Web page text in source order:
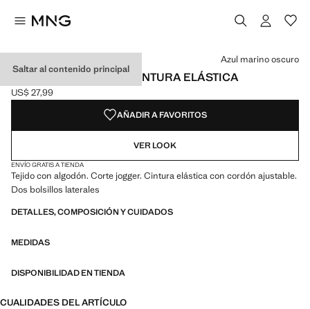
Saltar al contenido principal
JOGGERS ALGODÓN CINTURA ELÁSTICA
Precio actual [US$ 27,99 ]
US$ 27,99
Selecciona un color
Color Azul marino oscuro seleccionado
Azul marino oscuro
AÑADIR A FAVORITOS
VER LOOK
ENVÍO GRATIS A TIENDA
Tejido con algodón. Corte jogger. Cintura elástica con cordón ajustable.
Dos bolsillos laterales
DETALLES, COMPOSICIÓN Y CUIDADOS
MEDIDAS
DISPONIBILIDAD EN TIENDA
CUALIDADES DEL ARTÍCULO